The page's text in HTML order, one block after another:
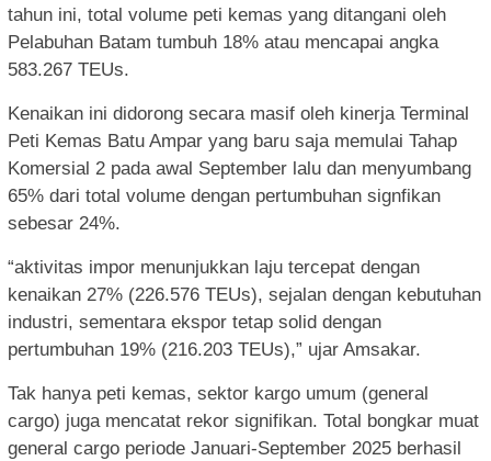
tahun ini, total volume peti kemas yang ditangani oleh
Pelabuhan Batam tumbuh 18% atau mencapai angka
583.267 TEUs.
Kenaikan ini didorong secara masif oleh kinerja Terminal
Peti Kemas Batu Ampar yang baru saja memulai Tahap
Komersial 2 pada awal September lalu dan menyumbang
65% dari total volume dengan pertumbuhan signfikan
sebesar 24%.
“aktivitas impor menunjukkan laju tercepat dengan
kenaikan 27% (226.576 TEUs), sejalan dengan kebutuhan
industri, sementara ekspor tetap solid dengan
pertumbuhan 19% (216.203 TEUs),” ujar Amsakar.
Tak hanya peti kemas, sektor kargo umum (general
cargo) juga mencatat rekor signifikan. Total bongkar muat
general cargo periode Januari-September 2025 berhasil